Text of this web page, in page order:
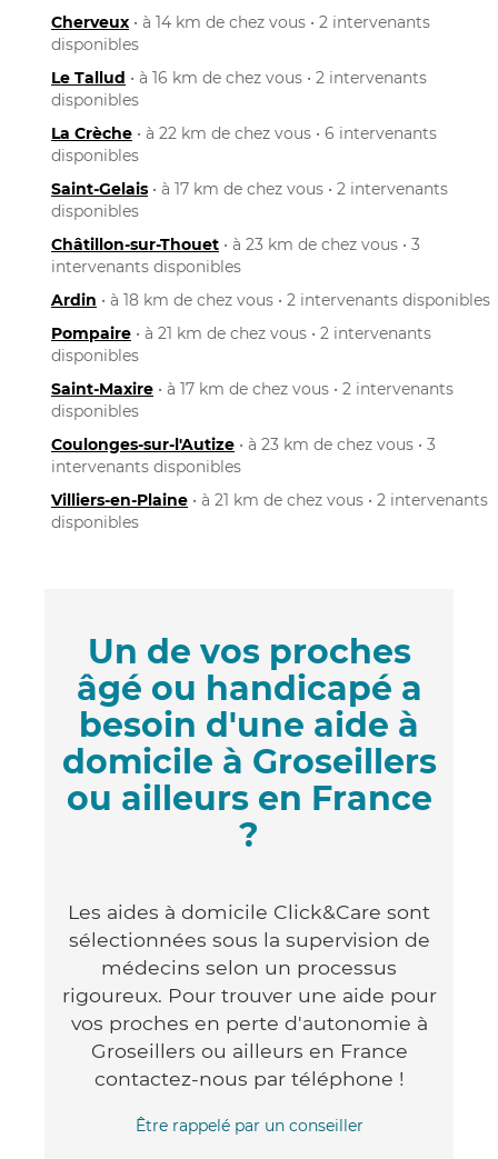
Cherveux • à 14 km de chez vous • 2 intervenants
disponibles
Le Tallud • à 16 km de chez vous • 2 intervenants
disponibles
La Crèche • à 22 km de chez vous • 6 intervenants
disponibles
Saint-Gelais • à 17 km de chez vous • 2 intervenants
disponibles
Châtillon-sur-Thouet • à 23 km de chez vous • 3
intervenants disponibles
Ardin • à 18 km de chez vous • 2 intervenants disponibles
Pompaire • à 21 km de chez vous • 2 intervenants
disponibles
Saint-Maxire • à 17 km de chez vous • 2 intervenants
disponibles
Coulonges-sur-l'Autize • à 23 km de chez vous • 3
intervenants disponibles
Villiers-en-Plaine • à 21 km de chez vous • 2 intervenants
disponibles
Un de vos proches
âgé ou handicapé a
besoin d'une aide à
domicile à Groseillers
ou ailleurs en France
?
Les aides à domicile Click&Care sont
sélectionnées sous la supervision de
médecins selon un processus
rigoureux. Pour trouver une aide pour
vos proches en perte d'autonomie à
Groseillers ou ailleurs en France
contactez-nous par téléphone !
Être rappelé par un conseiller